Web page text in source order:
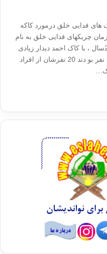
فدایی خلق درمورد کاکه
چریکهای فدایی خلق به نام
{ع-ب}در زندان واحد 325 بند3، مدت 2سال ، با کاک احمد دیدار زیادی
داشته است می گفت در واحد ما 160 نفر بو دند 20 نفرشان از افراد